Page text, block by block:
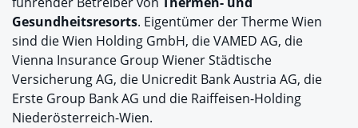
Gesundheitsresorts. Eigentümer der Therme Wien
sind die Wien Holding GmbH, die VAMED AG, die
Vienna Insurance Group Wiener Städtische
Versicherung AG, die Unicredit Bank Austria AG, die
Erste Group Bank AG und die Raiffeisen-Holding
Niederösterreich-Wien.